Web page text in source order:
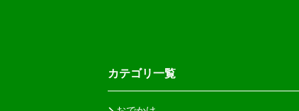
カテゴリ一覧